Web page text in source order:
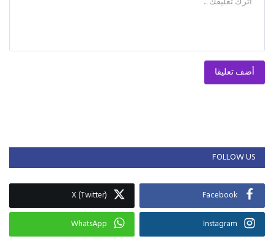
أضف تعليقا
FOLLOW US
Facebook
X (Twitter)
Instagram
WhatsApp